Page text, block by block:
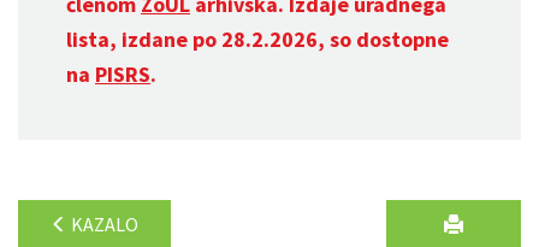
lista, izdane po 28.2.2026, so dostopne
na PISRS.
KAZALO